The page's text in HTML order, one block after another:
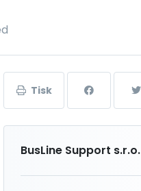
Tisk
BusLine Support s.r.o.